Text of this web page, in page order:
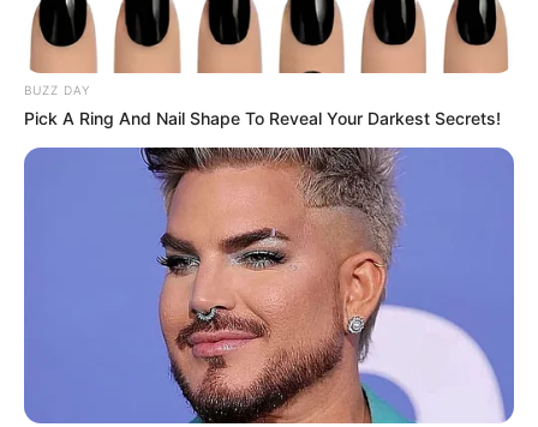
BUZZ DAY
Pick A Ring And Nail Shape To Reveal Your Darkest Secrets!